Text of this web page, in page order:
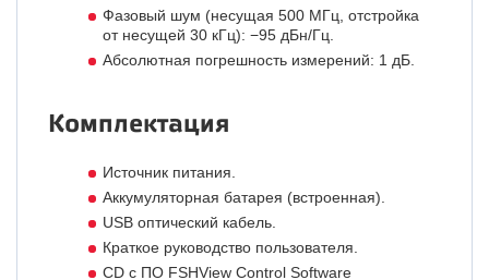
Фазовый шум (несущая 500 МГц, отстройка
от несущей 30 кГц): −95 дБн/Гц.
Абсолютная погрешность измерений: 1 дБ.
Комплектация
Источник питания.
Аккумуляторная батарея (встроенная).
USB оптический кабель.
Краткое руководство пользователя.
CD с ПО FSHView Control Software